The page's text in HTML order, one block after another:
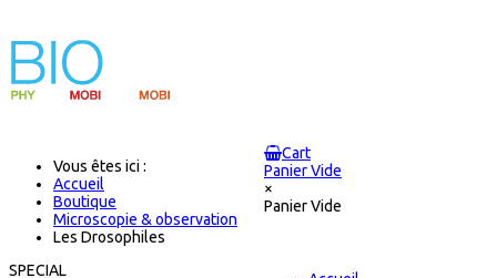
Cart
Panier Vide
×
Panier Vide
Vous êtes ici :
Accueil
Boutique
Microscopie & observation
Les Drosophiles
SPECIAL